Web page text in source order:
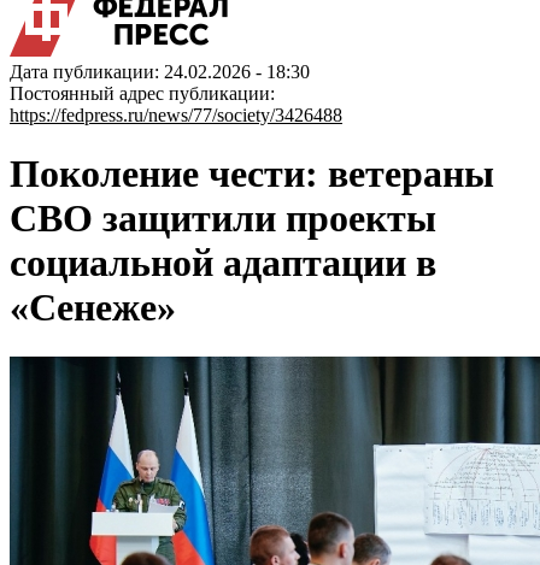
Дата публикации: 24.02.2026 - 18:30
Постоянный адрес публикации:
https://fedpress.ru/news/77/society/3426488
Поколение чести: ветераны
СВО защитили проекты
социальной адаптации в
«Сенеже»